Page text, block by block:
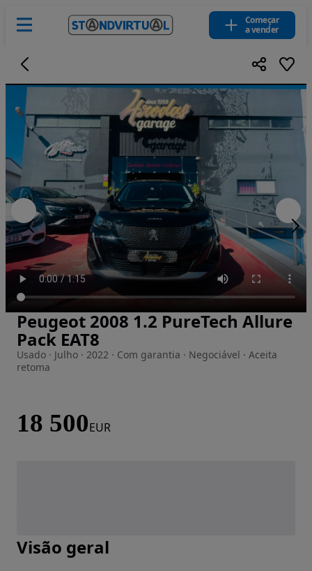
Começar
a vender
Imagem 1 de 32
Peugeot 2008 1.2 PureTech Allure
Pack EAT8
Usado · Julho · 2022 · Com garantia · Negociável · Aceita
retoma
18 500EUR
Visão geral